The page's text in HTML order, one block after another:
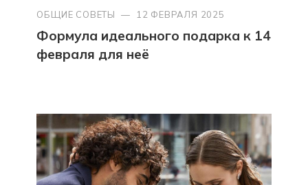
ОБЩИЕ СОВЕТЫ — 12 ФЕВРАЛЯ 2025
Формула идеального подарка к 14
февраля для неё